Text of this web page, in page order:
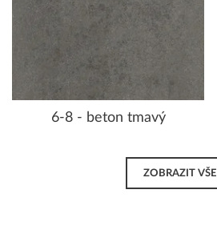
6-8 - beton tmavý
ZOBRAZIT VŠE